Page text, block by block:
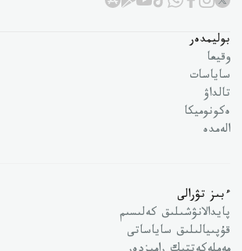
بوليمدەر
وقيعا
ساياسات
تالداۋ
ەكونوميكا
الەمدە
ءبىز تۋرالى
پايدالانۋشىلىق كەلىسىم
قۇپىيالىلىق ساياساتى